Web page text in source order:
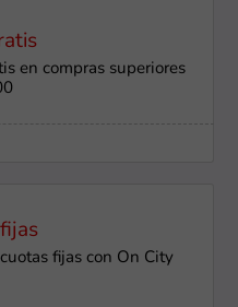
en compras superiores
fijas con On City